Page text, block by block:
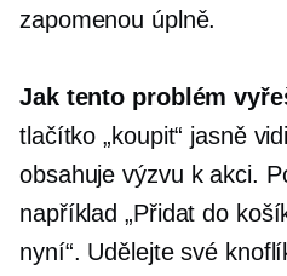
zapomenou úplně.
Jak tento problém
tlačítko „koupit“ jasně
obsahuje výzvu k akci.
například „Přidat do
nyní“. Udělejte své